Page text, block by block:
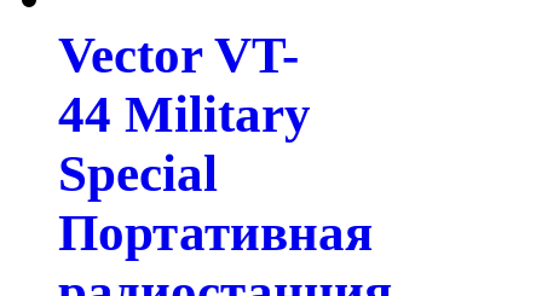
Vector VT-
44 Military
Special
Портативная